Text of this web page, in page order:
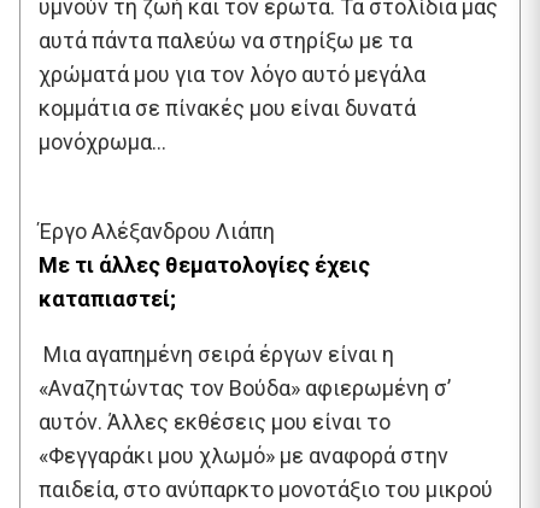
υμνούν τη ζωή και τον έρωτα. Τα στολίδια μας
αυτά πάντα παλεύω να στηρίξω με τα
χρώματά μου για τον λόγο αυτό μεγάλα
κομμάτια σε πίνακές μου είναι δυνατά
μονόχρωμα…
Έργο Αλέξανδρου Λιάπη
Με τι άλλες θεματολογίες έχεις
καταπιαστεί;
Μια αγαπημένη σειρά έργων είναι η
«Αναζητώντας τον Βούδα» αφιερωμένη σ’
αυτόν. Άλλες εκθέσεις μου είναι το
«Φεγγαράκι μου χλωμό» με αναφορά στην
παιδεία, στο ανύπαρκτο μονοτάξιο του μικρού